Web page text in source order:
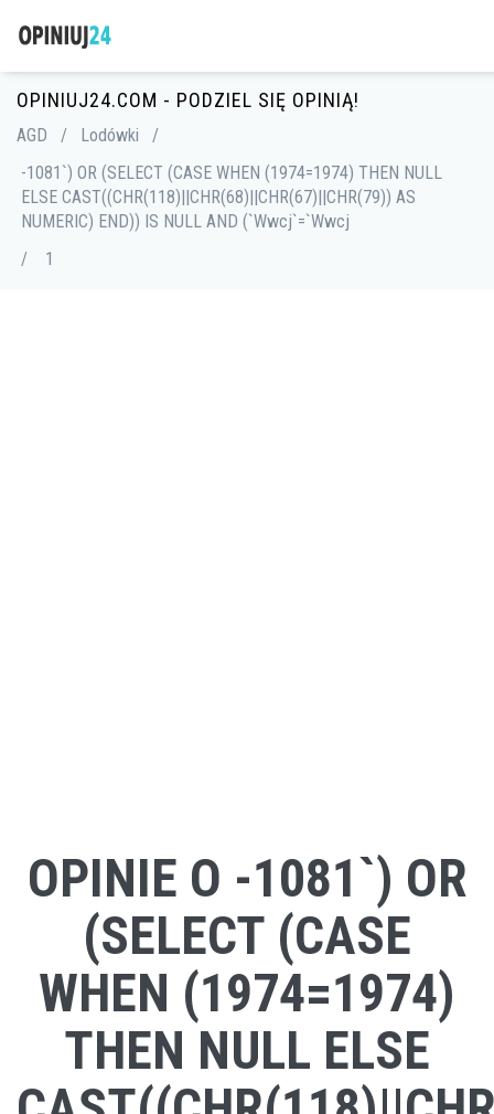
OPINIUJ24.COM - PODZIEL SIĘ OPINIĄ!
AGD / Lodówki
/
-1081`) OR (SELECT (CASE WHEN (1974=1974) THEN NULL
ELSE CAST((CHR(118)||CHR(68)||CHR(67)||CHR(79)) AS
NUMERIC) END)) IS NULL AND (`Wwcj`=`Wwcj
/
1
OPINIE O -1081`) OR
(SELECT (CASE
WHEN (1974=1974)
THEN NULL ELSE